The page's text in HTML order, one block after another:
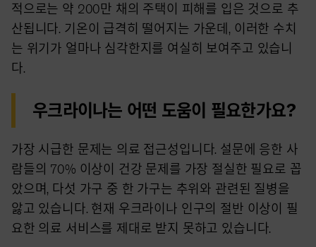
적으로는 약 200만 채의 주택이 피해를 입은 것으로 추
산됩니다. 기온이 급격히 떨어지는 가운데, 이러한 수치
는 위기가 얼마나 심각한지를 여실히 보여주고 있습니
다.
우크라이나는 어떤 도움이 필요한가요?
가장 시급한 문제는 의료 접근성입니다. 설문에 응한 사
람들의 70% 이상이 건강 문제를 가장 절실한 필요로 꼽
았으며, 다섯 가구 중 한 가구는 추위와 관련된 질병을
앓고 있습니다. 현재 우크라이나 인구의 절반 이상이 필
요한 의료 서비스를 제대로 받지 못하고 있습니다.